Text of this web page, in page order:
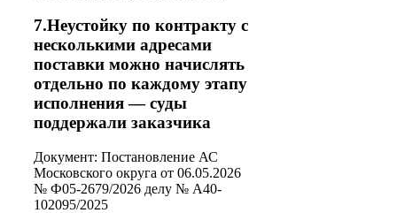
7.Неустойку по контракту с
несколькими адресами
поставки можно начислять
отдельно по каждому этапу
исполнения — суды
поддержали заказчика
Документ: Постановление АС
Московского округа от 06.05.2026
№ Ф05-2679/2026 делу № А40-
102095/2025